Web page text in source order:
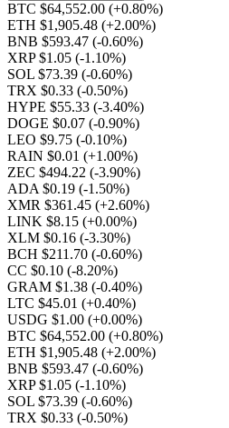
BTC $64,552.00 (+0.80%)
ETH $1,905.48 (+2.00%)
BNB $593.47 (-0.60%)
XRP $1.05 (-1.10%)
SOL $73.39 (-0.60%)
TRX $0.33 (-0.50%)
HYPE $55.33 (-3.40%)
DOGE $0.07 (-0.90%)
LEO $9.75 (-0.10%)
RAIN $0.01 (+1.00%)
ZEC $494.22 (-3.90%)
ADA $0.19 (-1.50%)
XMR $361.45 (+2.60%)
LINK $8.15 (+0.00%)
XLM $0.16 (-3.30%)
BCH $211.70 (-0.60%)
CC $0.10 (-8.20%)
GRAM $1.38 (-0.40%)
LTC $45.01 (+0.40%)
USDG $1.00 (+0.00%)
BTC $64,552.00 (+0.80%)
ETH $1,905.48 (+2.00%)
BNB $593.47 (-0.60%)
XRP $1.05 (-1.10%)
SOL $73.39 (-0.60%)
TRX $0.33 (-0.50%)